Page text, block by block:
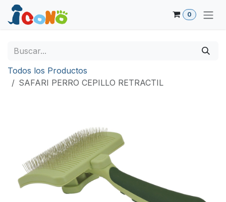
Ir al contenido
0
Todos los Productos
SAFARI PERRO CEPILLO RETRACTIL